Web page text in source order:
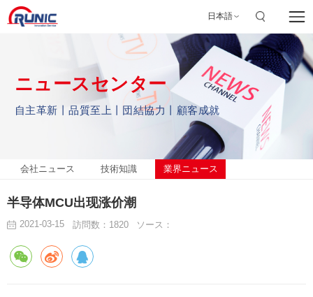
日本語
ニュースセンター
自主革新丨品質至上丨団結協力丨顧客成就
会社ニュース 技術知識 業界ニュース
半导体MCU出现涨价潮
2021-03-15 訪問数：1820 ソース：